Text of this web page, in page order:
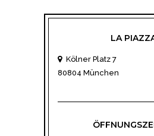
LA
Kölner Platz 7
80804 München